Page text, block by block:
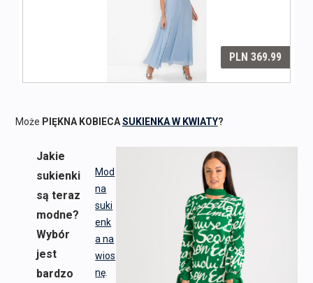
Może PIĘKNA KOBIECASUKIENKA W KWIATY?
Mod
na
suki
enk
a na
wios
nę.
Jakie
sukienki
są teraz
modne?
Wybór
jest
bardzo